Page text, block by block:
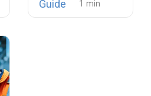
le choix quasi…
Guide